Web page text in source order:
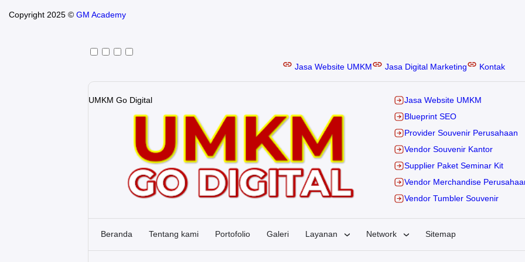
Copyright 2025 © GM Academy
Jasa Website UMKM Jasa Digital Marketing Kontak
UMKM Go Digital
Jasa Website UMKM
Blueprint SEO
Provider Souvenir Perusahaan
Vendor Souvenir Kantor
Supplier Paket Seminar Kit
Vendor Merchandise
Vendor Tumbler Souvenir
Beranda Tentang kami Portofolio Galeri Layanan Network Sitemap